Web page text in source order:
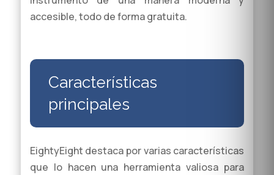
accesible, todo de forma gratuita.
Características
principales
EightyEight destaca por varias características
que lo hacen una herramienta valiosa para